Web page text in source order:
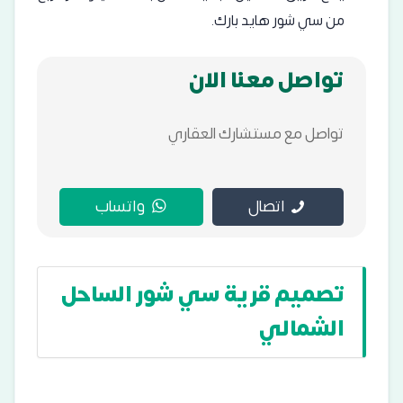
من سي شور هايد بارك.
تواصل معنا الان
تواصل مع مستشارك العقاري
اتصال واتساب
تصميم قرية سي شور الساحل
الشمالي